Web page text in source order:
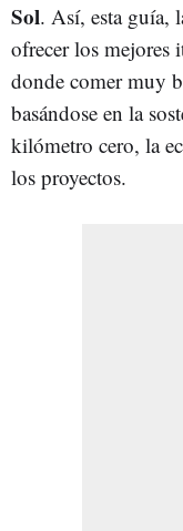
Sol. Así, esta guía,
ofrecer los mejores
donde comer muy
basándose en la
kilómetro cero, la
los proyectos.